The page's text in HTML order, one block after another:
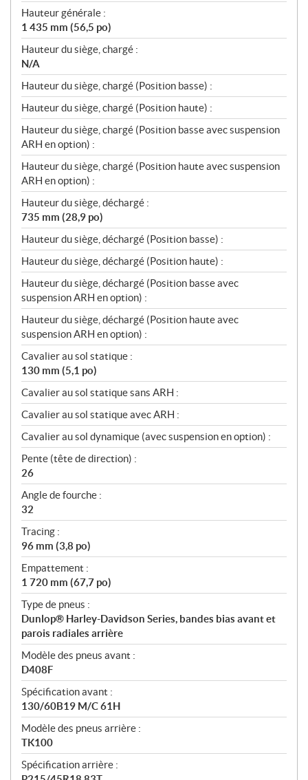
Hauteur générale :
1 435 mm (56,5 po)
Hauteur du siège, chargé :
N/A
Hauteur du siège, chargé (Position basse) :
Hauteur du siège, chargé (Position haute) :
Hauteur du siège, chargé (Position basse avec suspension
ARH en option) :
Hauteur du siège, chargé (Position haute avec suspension
ARH en option) :
Hauteur du siège, déchargé :
735 mm (28,9 po)
Hauteur du siège, déchargé (Position basse) :
Hauteur du siège, déchargé (Position haute) :
Hauteur du siège, déchargé (Position basse avec
suspension ARH en option) :
Hauteur du siège, déchargé (Position haute avec
suspension ARH en option) :
Cavalier au sol statique :
130 mm (5,1 po)
Cavalier au sol statique sans ARH :
Cavalier au sol statique avec ARH :
Cavalier au sol dynamique (avec suspension en option) :
Pente (tête de direction) :
26
Angle de fourche :
32
Tracing :
96 mm (3,8 po)
Empattement :
1 720 mm (67,7 po)
Type de pneus :
Dunlop® Harley-Davidson Series, bandes bias avant et
parois radiales arrière
Modèle des pneus avant :
D408F
Spécification avant :
130/60B19 M/C 61H
Modèle des pneus arrière :
TK100
Spécification arrière :